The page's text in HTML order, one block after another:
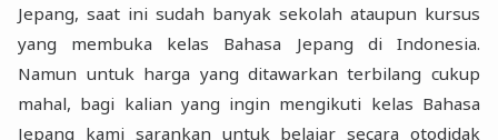
Jepang, saat ini sudah banyak sekolah ataupun kursus
yang membuka kelas Bahasa Jepang di Indonesia.
Namun untuk harga yang ditawarkan terbilang cukup
mahal, bagi kalian yang ingin mengikuti kelas Bahasa
Jepang kami sarankan untuk belajar secara otodidak